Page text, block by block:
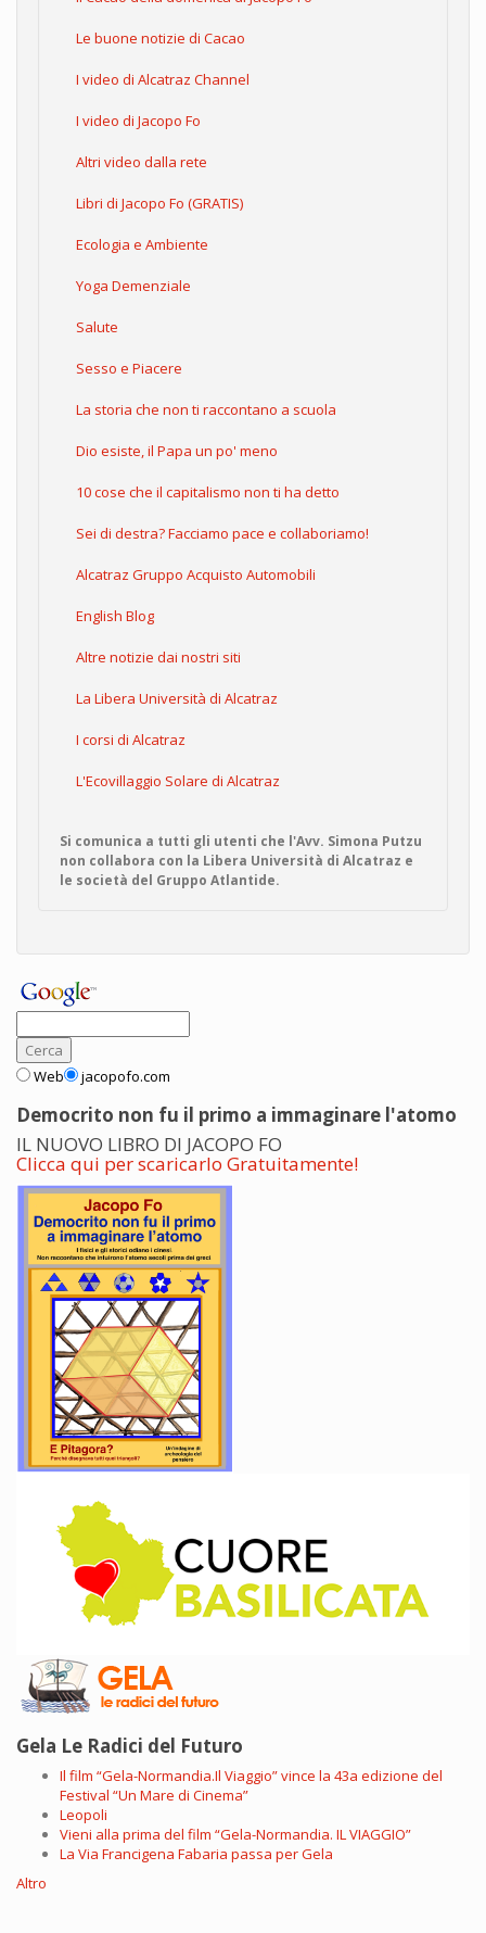
Le buone notizie di Cacao
I video di Alcatraz Channel
I video di Jacopo Fo
Altri video dalla rete
Libri di Jacopo Fo (GRATIS)
Ecologia e Ambiente
Yoga Demenziale
Salute
Sesso e Piacere
La storia che non ti raccontano a scuola
Dio esiste, il Papa un po' meno
10 cose che il capitalismo non ti ha detto
Sei di destra? Facciamo pace e collaboriamo!
Alcatraz Gruppo Acquisto Automobili
English Blog
Altre notizie dai nostri siti
La Libera Università di Alcatraz
I corsi di Alcatraz
L'Ecovillaggio Solare di Alcatraz
Si comunica a tutti gli utenti che l'Avv. Simona Putzu
non collabora con la Libera Università di Alcatraz e
le società del Gruppo Atlantide.
Web jacopofo.com
Democrito non fu il primo a immaginare l'atomo
IL NUOVO LIBRO DI JACOPO FO
Clicca qui per scaricarlo Gratuitamente!
Gela Le Radici del Futuro
Il film “Gela-Normandia.Il Viaggio” vince la 43a edizione del
Festival “Un Mare di Cinema”
Leopoli
Vieni alla prima del film “Gela-Normandia. IL VIAGGIO”
La Via Francigena Fabaria passa per Gela
Altro